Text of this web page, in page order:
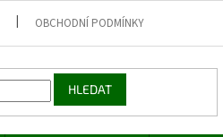
OBCHODNÍ PODMÍNKY
HLEDAT